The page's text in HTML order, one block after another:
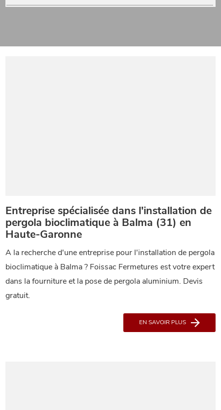
Entreprise spécialisée dans l'installation de
pergola bioclimatique à Balma (31) en
Haute-Garonne
A la recherche d'une entreprise pour l'installation de pergola
bioclimatique à Balma ? Foissac Fermetures est votre expert
dans la fourniture et la pose de pergola aluminium. Devis
gratuit.
EN SAVOIR PLUS